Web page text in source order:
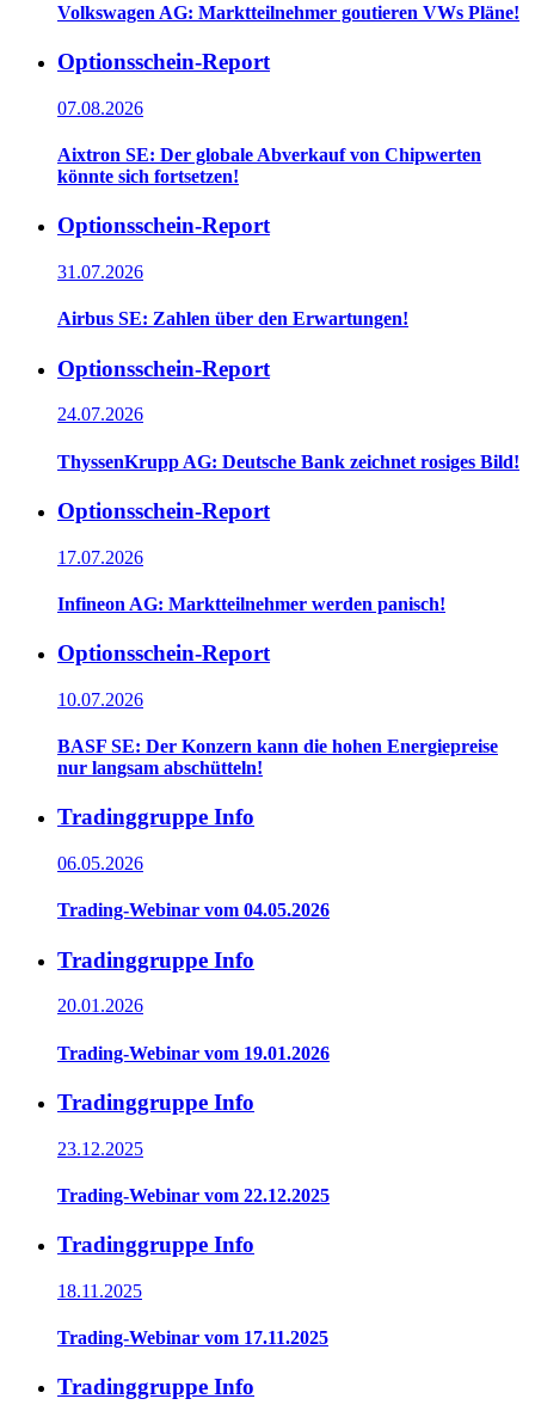
Volkswagen AG: Marktteilnehmer goutieren VWs Pläne!
Optionsschein-Report
07.08.2026
Aixtron SE: Der globale Abverkauf von Chipwerten
könnte sich fortsetzen!
Optionsschein-Report
31.07.2026
Airbus SE: Zahlen über den Erwartungen!
Optionsschein-Report
24.07.2026
ThyssenKrupp AG: Deutsche Bank zeichnet rosiges Bild!
Optionsschein-Report
17.07.2026
Infineon AG: Marktteilnehmer werden panisch!
Optionsschein-Report
10.07.2026
BASF SE: Der Konzern kann die hohen Energiepreise
nur langsam abschütteln!
Tradinggruppe Info
06.05.2026
Trading-Webinar vom 04.05.2026
Tradinggruppe Info
20.01.2026
Trading-Webinar vom 19.01.2026
Tradinggruppe Info
23.12.2025
Trading-Webinar vom 22.12.2025
Tradinggruppe Info
18.11.2025
Trading-Webinar vom 17.11.2025
Tradinggruppe Info